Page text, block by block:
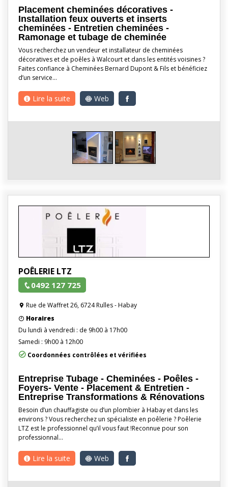
Placement cheminées décoratives -
Installation feux ouverts et inserts
cheminées - Entretien cheminées -
Ramonage et tubage de cheminée
Vous recherchez un vendeur et installateur de cheminées
décoratives et de poêles à Walcourt et dans les entités voisines ?
Faites confiance à Cheminées Bernard Dupont & Fils et bénéficiez
d’un service…
Lire la suite Web
POÊLERIE LTZ
0492 127 725
Rue de Waffret 26, 6724 Rulles - Habay
Horaires
Du lundi à vendredi : de 9h00 à 17h00
Samedi : 9h00 à 12h00
Coordonnées contrôlées et vérifiées
Entreprise Tubage - Cheminées - Poêles -
Foyers- Vente - Placement & Entretien -
Entreprise Transformations & Rénovations
Besoin d’un chauffagiste ou d’un plombier à Habay et dans les
environs ? Vous recherchez un spécialiste en poêlerie ? Poêlerie
LTZ est le professionnel qu’il vous faut !Reconnue pour son
professionnal…
Lire la suite Web